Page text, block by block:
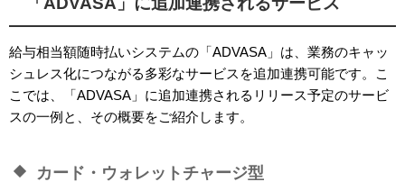
給与相当額随時払いシステムの「 ADVASA 」は、業務のキャッ
シュレス化につながる多彩なサービスを追加連携可能です。こ
こでは、「 ADVASA 」に追加連携されるリリース予定のサービ
スの一例と、その概要をご紹介します。
カード・ウォレットチャージ型